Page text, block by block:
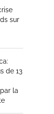
sur
de 13
la